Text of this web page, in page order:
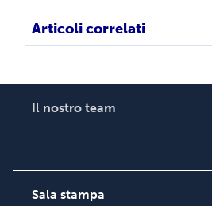
Articoli correlati
Il nostro team
Sala stampa